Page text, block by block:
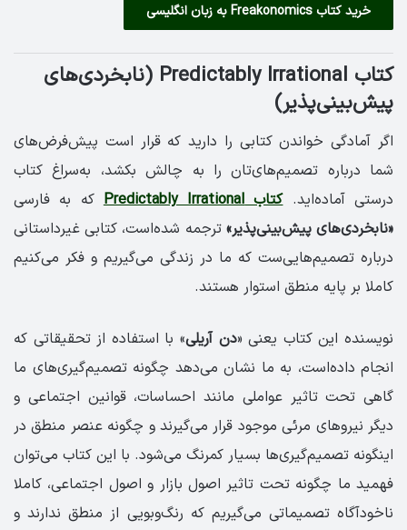
خرید کتاب Freakonomics به زبان انگلیسی
کتاب Predictably Irrational (نابخردی‌های
پیش‌بینی‌پذیر)
اگر آمادگی خواندن کتابی را دارید که قرار است پیش‌فرض‌های
شما درباره تصمیم‌های‌تان را به چالش بکشد، به‌سراغ کتاب
درستی آماده‌اید.کتاب Predictably Irrational
که به فارسی
«نابخردی‌های پیش‌بینی‌پذیر»ترجمه شده‌است، کتابی غیرداستانی
درباره تصمیم‌هایی‌ست که ما در زندگی می‌گیریم و فکر می‌کنیم
کاملا بر پایه منطق استوار هستند.
نویسنده این کتاب یعنی «دن آریلی» با استفاده از تحقیقاتی که
انجام داده‌است، به ما نشان می‌دهد چگونه تصمیم‌گیری‌های ما
گاهی تحت تاثیر عواملی مانند احساسات، قوانین اجتماعی و
دیگر نیروهای مرئی موجود قرار می‌گیرند و چگونه عنصر منطق در
اینگونه تصمیم‌گیری‌ها بسیار کمرنگ می‌شود. با این کتاب می‌توان
فهمید ما چگونه تحت تاثیر اصول بازار و اصول اجتماعی، کاملا
ناخودآگاه تصمیماتی می‌گیریم که رنگ‌وبویی از منطق ندارند و